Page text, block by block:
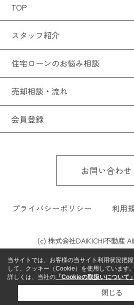
TOP
スタッフ紹介
住宅ローンのお悩み相談
売却相談・流れ
会員登録
お問い合わせ
プライバシーポリシー 利用
(c) 株式会社DAIKICHI不動産
当サイトでは、お客様の当サイト利用状況把
して、クッキー（Cookie）を使用しています。
詳しくは、当社の 「Cookieの取扱いについて」
閉じる